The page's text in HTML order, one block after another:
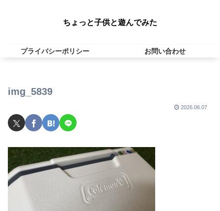
ちょっと子供と遊んでみた
プライバシーポリシー お問い合わせ
img_5839
2026.06.07